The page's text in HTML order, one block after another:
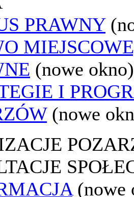
PRAWNY
(nowe okno)
I
(nowe
(nowe